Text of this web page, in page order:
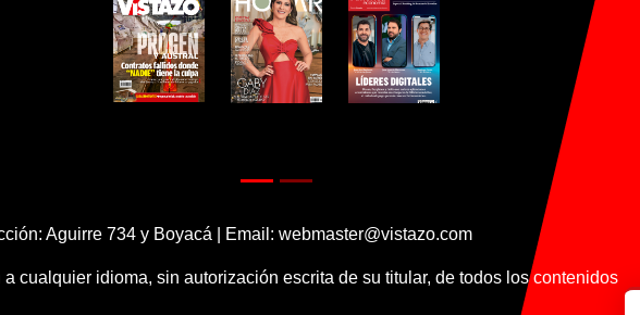
Aguirre 734 y Boyacá | Email: webmaster@vistazo.com
cualquier idioma, sin autorización escrita de su titular, de todos los contenidos